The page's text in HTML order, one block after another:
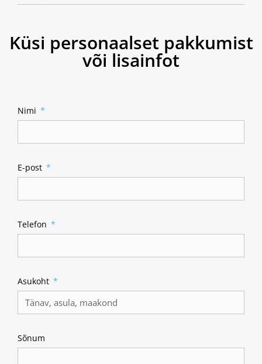
Küsi personaalset pakkumist
või lisainfot
Nimi
E-post
Telefon
Asukoht
Sõnum